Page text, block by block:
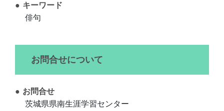
キーワード
俳句
お問合せについて
お問合せ
茨城県県南生涯学習センター